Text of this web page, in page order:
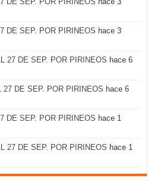
DE SEP. POR PIRINEOS hace 3
27 DE SEP. POR PIRINEOS hace 6
27 DE SEP. POR PIRINEOS hace 6
DE SEP. POR PIRINEOS hace 1
27 DE SEP. POR PIRINEOS hace 1